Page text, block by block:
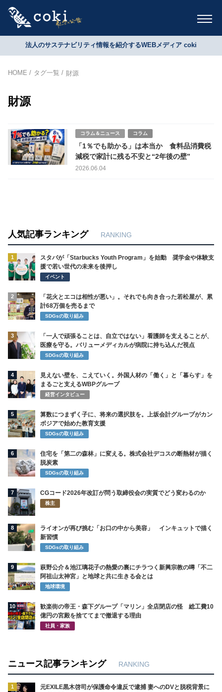
法人のサステナビリティ情報を紹介するWEBメディア coki
HOME タグ一覧 財源
財源
コラム＆ニュース コラム
「1％でも助かる」は本当か 食料品消費税
減税で家計に残る不安と“2年後の壁”
2026.06.04
人気記事ランキング RANKING
1
スタバが「Starbucks Youth Program」を始動 奨学金や体験支
援で若い世代の未来を後押し
イベント
2
「花火とエコは相性が悪い」。それでも向き合った若松屋が、累
計68万個を売るまで
SDGsの取り組み
3
「一人で頑張ることは、自立ではない」看護師を支えることが、
医療を守る。バリューメディカルが病院に持ち込んだ視点
SDGsの取り組み
4
見えない壁を、こえていく。外国人材の「働く」と「暮らす」を
まるごと支えるWBPグループ
経営インタビュー
5
算数につまずく子に、将来の選択肢を。上坂会計グループがカン
ボジアで始めた教育支援
SDGsの取り組み
6
住宅を「第二の森林」に変える。株式会社デコスの断熱材が描く
脱炭素
SDGsの取り組み
7 CGコード2026年改訂が問う取締役会の実質でどう変わるのか
株主
8
ライオンが再び挑む「お口の中から美容」 インキュットで描く
新習慣
SDGsの取り組み
9
萩野公介＆池江璃花子の熱愛の裏にチラつく新興宗教の噂「不二
阿祖山太神宮」と地球と共に生きる会とは
地球環境
10
歓楽街の帝王・森下グループ「マリン」全店閉店の怪 総工費10
億円の宮殿を捨ててまで撤退する理由
社員・家族
ニュース記事ランキング RANKING
1
元EXILE黒木啓司が保護命令違反で逮捕 妻へのDVと脱税背景に